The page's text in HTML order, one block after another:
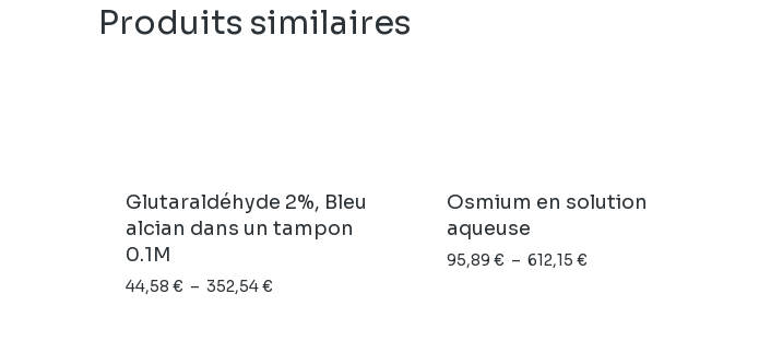
Produits similaires
Glutaraldéhyde 2%, Bleu
alcian dans un tampon
0.1M
44,58 € – 352,54€
Osmium en solution
aqueuse
95,89€ – 612,15€